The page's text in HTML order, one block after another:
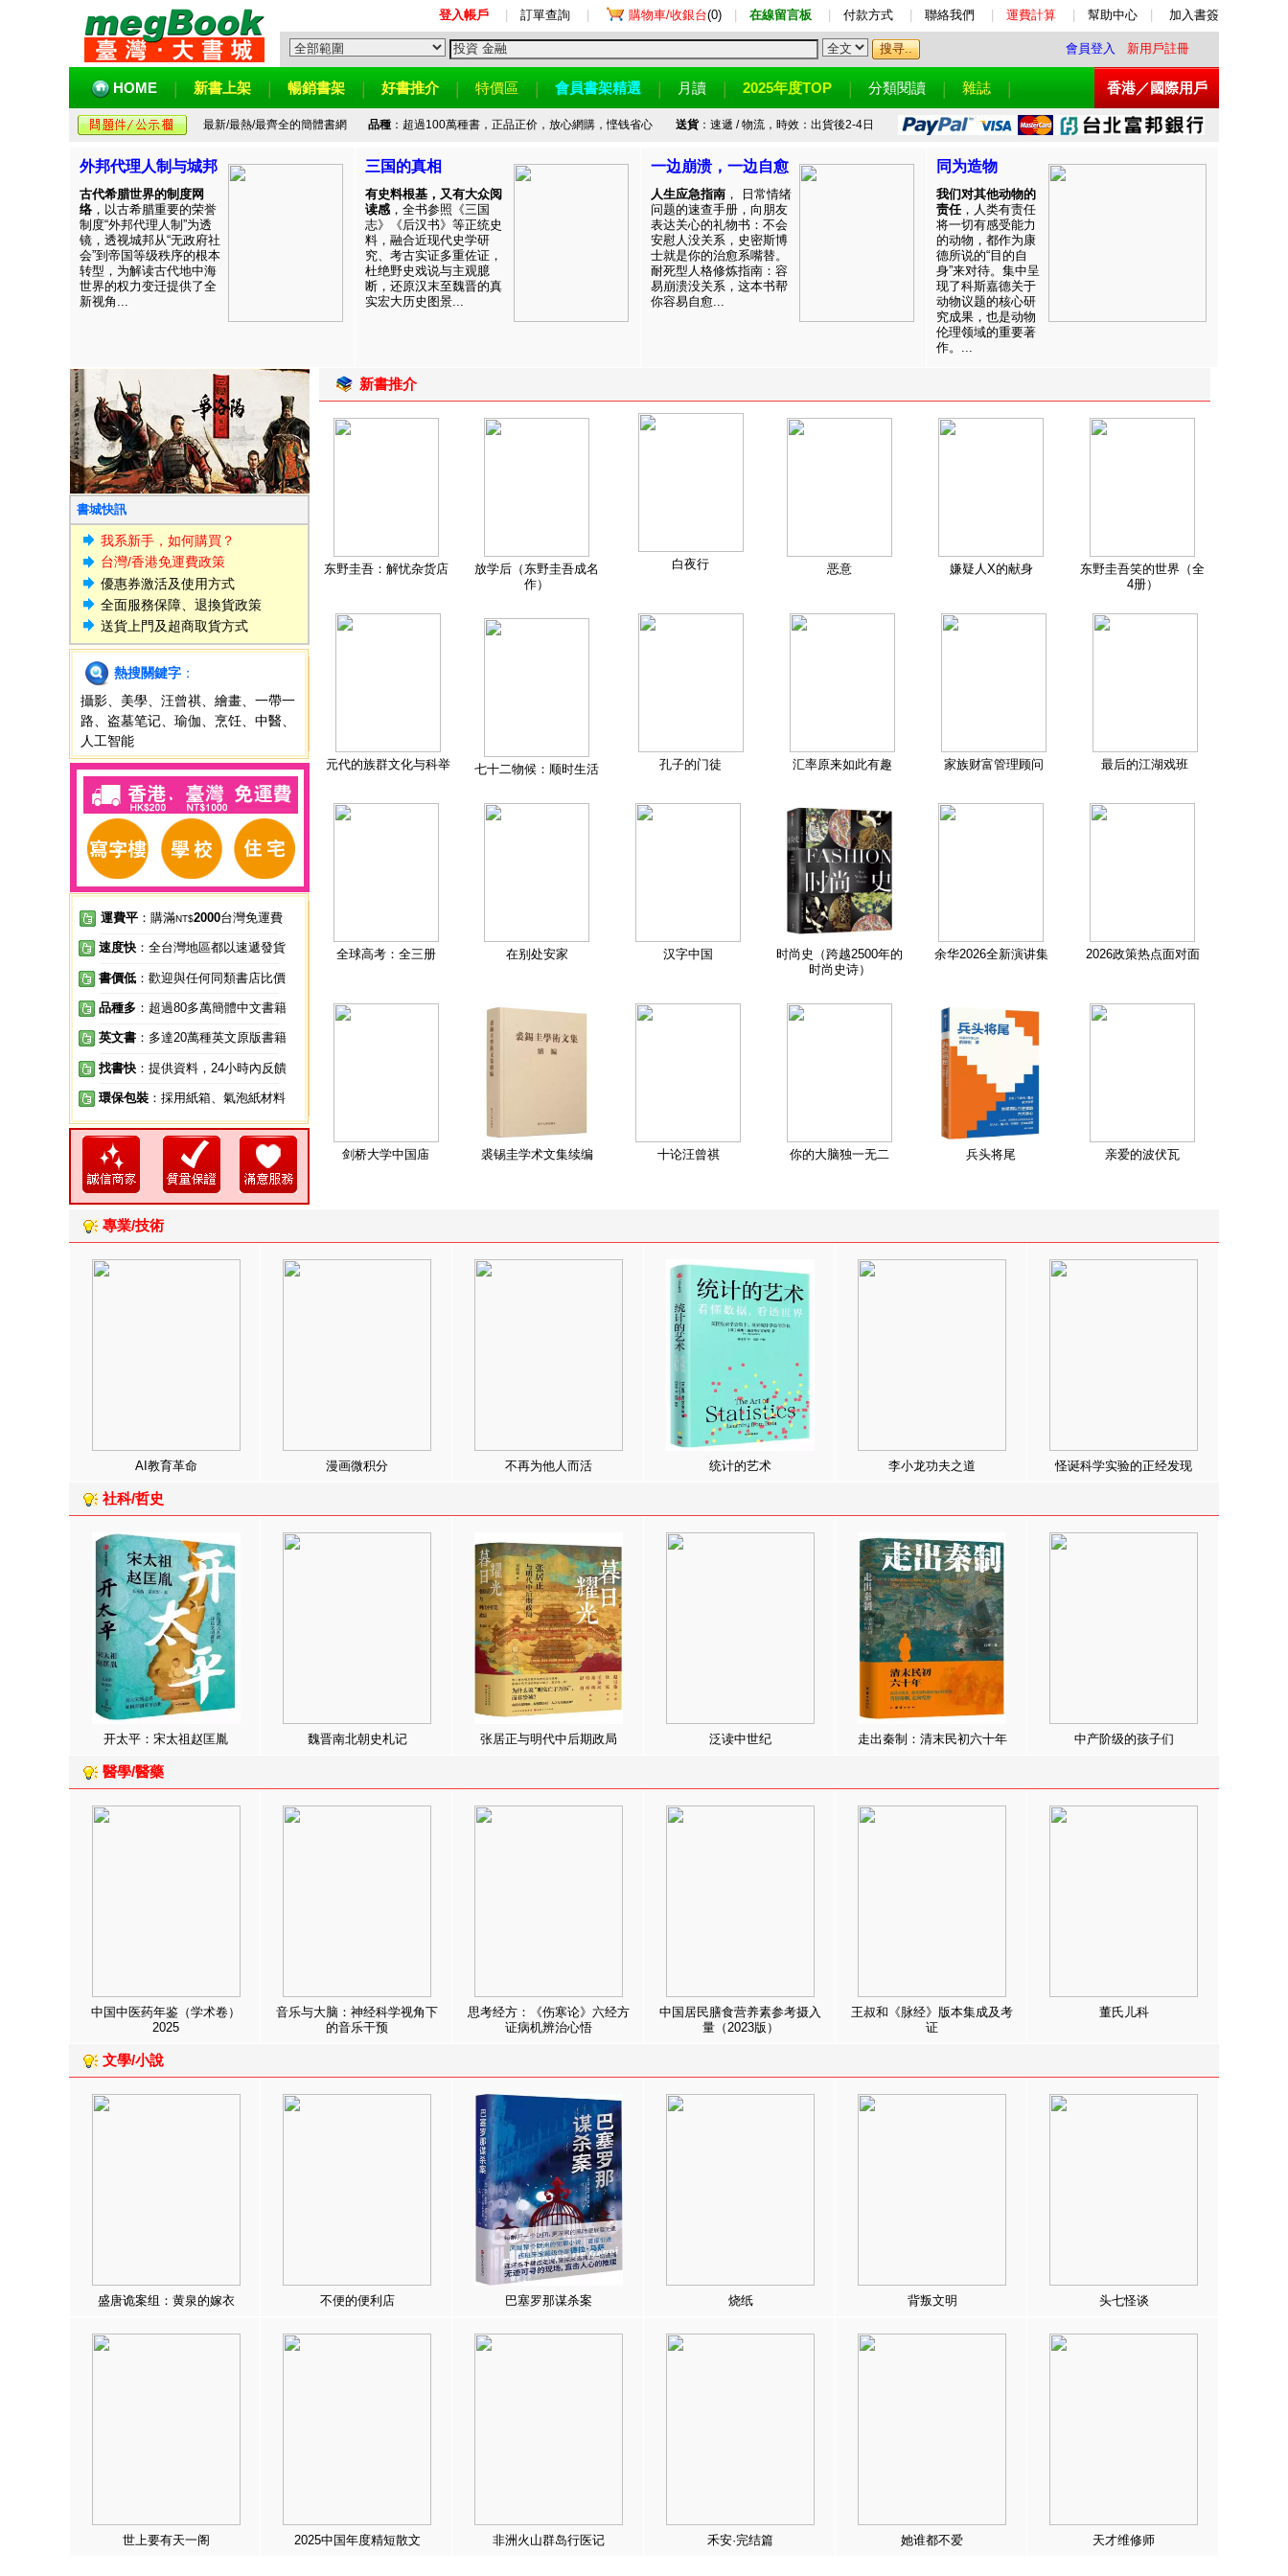
登入帳戶 訂單查詢 購物車/收銀台(0) 在線留言板 付款方式 聯絡我們 運費計算 幫助中心 加入書簽
會員登入 新用戶註冊
HOME 新書上架 暢銷書架 好書推介 特價區 會員書架精選 月讀 2025年度TOP 分類閱讀 雜誌 香港／國際用戶
最新/最熱/最齊全的簡體書網 品種：超過100萬種書，正品正价，放心網購，悭钱省心 送貨：速遞 / 物流，時效：出貨後2-4日
外邦代理人制与城邦
古代希腊世界的制度网
络 ，以古希腊重要的荣誉
制度“外邦代理人制”为透
镜，透视城邦从“无政府社
会”到帝国等级秩序的根本
转型，为解读古代地中海
世界的权力变迁提供了全
新视角...
三国的真相
有史料根基，又有大众阅
读感 ，全书参照《三国
志》《后汉书》等正统史
料，融合近现代史学研
究、考古实证多重佐证，
杜绝野史戏说与主观臆
断，还原汉末至魏晋的真
实宏大历史图景...
一边崩溃，一边自愈
人生应急指南 ， 日常情绪
问题的速查手册，向朋友
表达关心的礼物书：不会
安慰人没关系，史密斯博
士就是你的治愈系嘴替。
耐死型人格修炼指南：容
易崩溃没关系，这本书帮
你容易自愈...
同为造物
我们对其他动物的
责任，人类有责任
将一切有感受能力
的动物，都作为康
德所说的“目的自
身”来对待。集中呈
现了科斯嘉德关于
动物议题的核心研
究成果，也是动物
伦理领域的重要著
作。...
書城快訊
我系新手，如何購買？
台灣/香港免運費政策
優惠券激活及使用方式
全面服務保障、退換貨政策
送貨上門及超商取貨方式
熱搜關鍵字 ：
攝影
美學 汪曾祺 繪畫
一帶一
路
盗墓笔记 瑜伽 烹饪 中醫
人工智能
運費平 ：購滿NT$2000台灣免運費
速度快 ：全台灣地區都以速遞發貨
書價低 ：歡迎與任何同類書店比價
品種多 ：超過80多萬簡體中文書籍
英文書 ：多達20萬種英文原版書籍
找書快 ：提供資料，24小時內反饋
環保包裝 ：採用紙箱、氣泡紙材料
新書推介
东野圭吾：解忧杂货店
放学后（东野圭吾成名
作）
白夜行 恶意 嫌疑人X的献身
东野圭吾笑的世界（全
4册）
元代的族群文化与科举 七十二物候：顺时生活 孔子的门徒 汇率原来如此有趣 家族财富管理顾问 最后的江湖戏班
全球高考：全三册 在别处安家 汉字中国
时尚史（跨越2500年的
时尚史诗）
余华2026全新演讲集 2026政策热点面对面
剑桥大学中国庙 裘锡圭学术文集续编 十论汪曾祺 你的大脑独一无二 兵头将尾 亲爱的波伏瓦
專業/技術
AI教育革命 漫画微积分 不再为他人而活 统计的艺术 李小龙功夫之道 怪诞科学实验的正经发现
社科/哲史
开太平：宋太祖赵匡胤 魏晋南北朝史札记 张居正与明代中后期政局 泛读中世纪 走出秦制：清末民初六十年 中产阶级的孩子们
醫學/醫藥
中国中医药年鉴（学术卷）
2025
音乐与大脑：神经科学视角下
的音乐干预
思考经方：《伤寒论》六经方
证病机辨治心悟
中国居民膳食营养素参考摄入
量（2023版）
王叔和《脉经》版本集成及考
证
董氏儿科
文學/小說
盛唐诡案组：黄泉的嫁衣 不便的便利店 巴塞罗那谋杀案 烧纸 背叛文明 头七怪谈
世上要有天一阁 2025中国年度精短散文 非洲火山群岛行医记 禾安·完结篇 她谁都不爱 天才维修师